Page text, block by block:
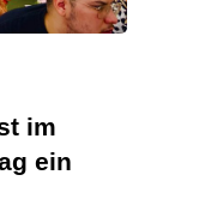
im
ein